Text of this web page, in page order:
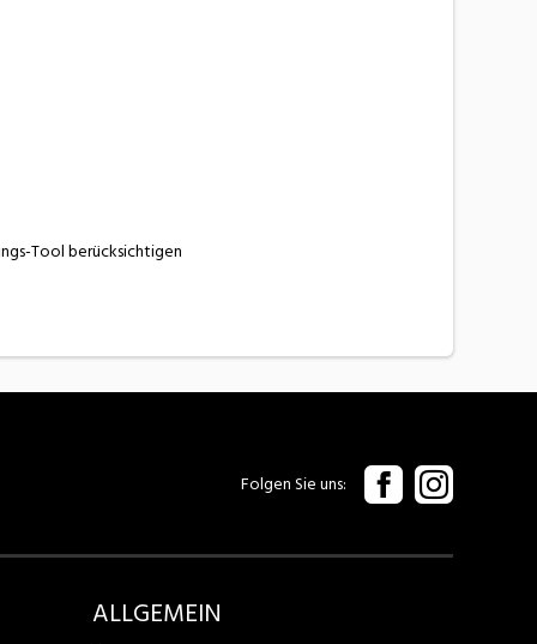
Tool berücksichtigen
Folgen Sie uns
ALLGEMEIN